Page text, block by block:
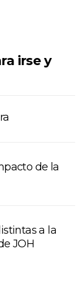
irse y
de la
a la
JOH